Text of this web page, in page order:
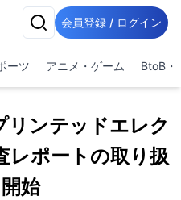
会員登録 / ログイン
ーツ アニメ・ゲーム BtoB・
リンテッドエレク
レポートの取り扱
始